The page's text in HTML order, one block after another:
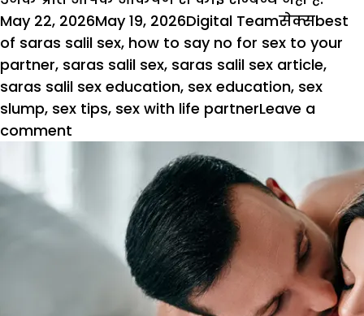
Posted
on
May 22, 2026May 19, 2026Author
Digital TeamCategories
सेक्सTags
best
of saras salil sex, how to say no for sex to your
partner, saras salil sex, saras salil sex article,
saras salil sex education, sex education, sex
slump, sex tips, sex with life partnerLeave a
comment
चाहता
आपका
पार्टनर